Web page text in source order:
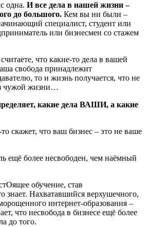
одна. И все дела в нашей жизни –
до большого. Кем вы ни были –
специалист, студент или
или бизнесмен со стажем
что какие-то дела в вашей
свобода принадлежит
то и жизнь получается, что не
чужой жизни…
какие дела ВАШИ, а какие
скажет, что ваш бизнес – это не ваше
ещё более несвободен, чем наёмный
обучение, став
знает. Нахватавшийся верхушечного,
интернет-образования –
что несвобода в бизнесе ещё более
до того.